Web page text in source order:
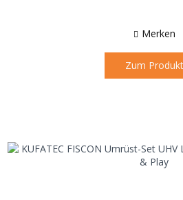
Merken
Zum Produkt